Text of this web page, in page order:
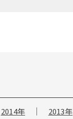
2014年 2013年